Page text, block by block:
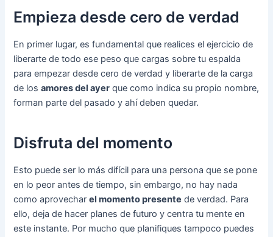
Empieza desde cero de verdad
En primer lugar, es fundamental que realices el ejercicio de
liberarte de todo ese peso que cargas sobre tu espalda
para empezar desde cero de verdad y liberarte de la carga
de losamores del ayer que como indica su propio nombre,
forman parte del pasado y ahí deben quedar.
Disfruta del momento
Esto puede ser lo más difícil para una persona que se pone
en lo peor antes de tiempo, sin embargo, no hay nada
como aprovecharel momento presente de verdad. Para
ello, deja de hacer planes de futuro y centra tu mente en
este instante. Por mucho que planifiques tampoco puedes